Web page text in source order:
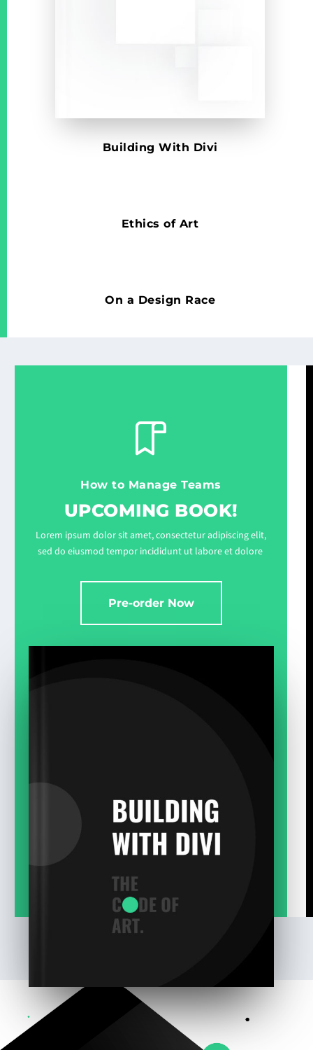
Building With Divi
Ethics of Art
On a Design Race
How to Manage Teams
UPCOMING BOOK!
Lorem ipsum dolor sit amet, consectetur adipiscing elit,
sed do eiusmod tempor incididunt ut labore et dolore
Pre-order Now